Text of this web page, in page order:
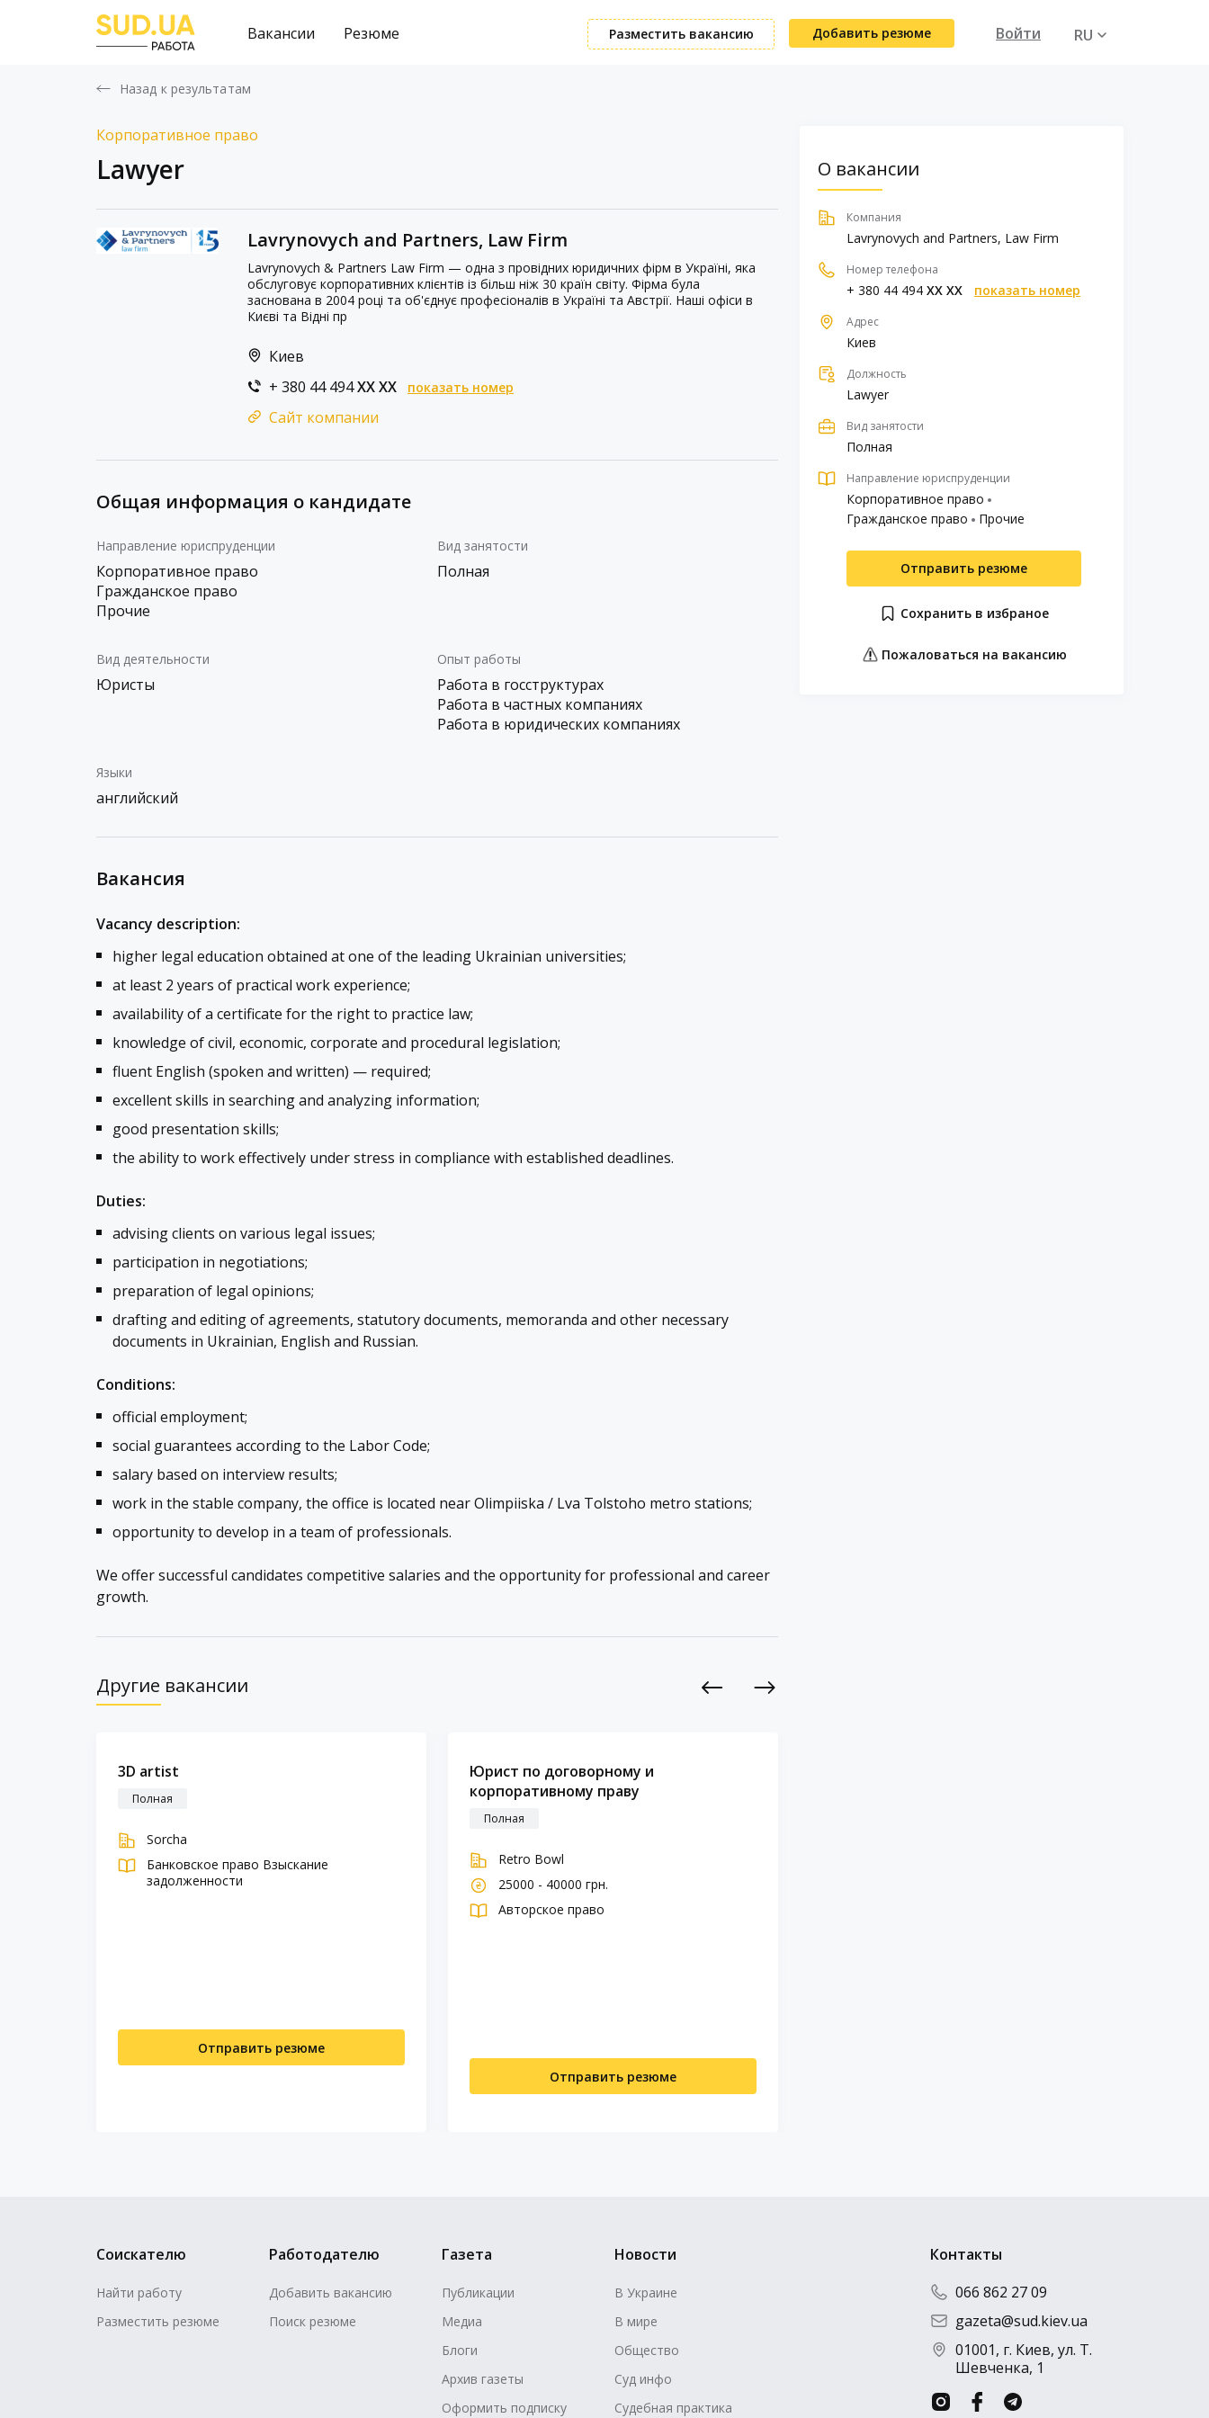
Вакансии Резюме Разместить вакансию Добавить резюме Войти
RU
Назад к результатам
Корпоративное право
Lawyer
Lavrynovych and Partners, Law Firm
Lavrynovych & Partners Law Firm — одна з провідних юридичних фірм в Україні, яка
обслуговує корпоративних клієнтів із більш ніж 30 країн світу. Фірма була
заснована в 2004 році та об'єднує професіоналів в Україні та Австрії. Наші офіси в
Києві та Відні пр
Киев
+ 380 44 494XX XX показать номер
Сайт компании
Общая информация о кандидате
Направление юриспруденции
Корпоративное право
Гражданское право
Прочие
Вид занятости
Полная
Вид деятельности
Юристы
Опыт работы
Работа в госструктурах
Работа в частных компаниях
Работа в юридических компаниях
Языки
английский
Вакансия
Vacancy description:
higher legal education obtained at one of the leading Ukrainian universities;
at least 2 years of practical work experience;
availability of a certificate for the right to practice law;
knowledge of civil, economic, corporate and procedural legislation;
fluent English (spoken and written) — required;
excellent skills in searching and analyzing information;
good presentation skills;
the ability to work effectively under stress in compliance with established deadlines.
Duties:
advising clients on various legal issues;
participation in negotiations;
preparation of legal opinions;
drafting and editing of agreements, statutory documents, memoranda and other necessary
documents in Ukrainian, English and Russian.
Conditions:
official employment;
social guarantees according to the Labor Code;
salary based on interview results;
work in the stable company, the office is located near Olimpiiska / Lva Tolstoho metro stations;
opportunity to develop in a team of professionals.
We offer successful candidates competitive salaries and the opportunity for professional and career
growth.
О вакансии
Компания
Lavrynovych and Partners, Law Firm
Номер телефона
+ 380 44 494 XX XX показать номер
Адрес
Киев
Должность
Lawyer
Вид занятости
Полная
Направление юриспруденции
Корпоративное право
Гражданское право
Прочие
Отправить резюме
Сохранить в избраное
Пожаловаться на вакансию
Другие вакансии
3D artist
Полная
Sorcha
Банковское право Взыскание
задолженности
Отправить резюме
Юрист по договорному и
корпоративному праву
Полная
Retro Bowl
25000 - 40000 грн.
Авторское право
Отправить резюме
Соискателю
Найти работу
Разместить резюме
Работодателю
Добавить вакансию
Поиск резюме
Газета
Публикации
Медиа
Блоги
Архив газеты
Оформить подписку
Новости
В Украине
В мире
Общество
Суд инфо
Судебная практика
Контакты
066 862 27 09
gazeta@sud.kiev.ua
01001, г. Киев, ул. Т.
Шевченка, 1